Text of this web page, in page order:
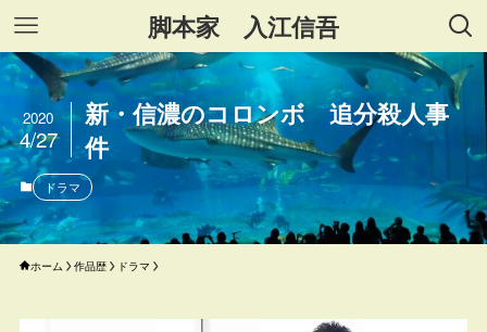
脚本家 入江信吾
新・信濃のコロンボ 追分殺人事
件
2020
4/27
ドラマ
ホーム 作品歴 ドラマ